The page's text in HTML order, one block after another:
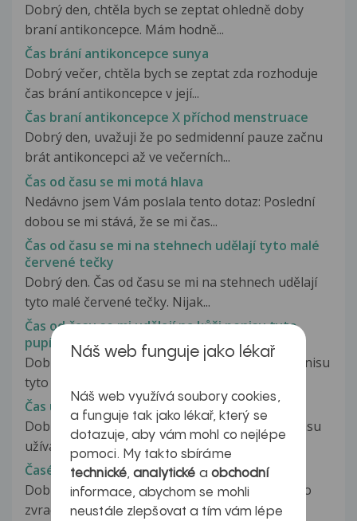
Dobrý den, chtěla bych se zeptat ohledně doby
braní antikoncepce. Mám hodně...
Čas brání antikoncepce sunya
Dobrý večer, chtěla bych se zeptat zda rozhoduje
čas brání antikoncepce v její...
Čas braní antikoncepce X příchod menstruace
Dobrý den, uvažuji že po sedmidenní pauze začnu
brát antikoncepci až ve večerních...
Čas od času se mi motá hlava
Nedávno jsem Vám poslala tento dotaz: Poslední
dobou se mi stává, že se mi čas...
Čas od času se mi na stehnech udělají tyto malé
červené tečky
Dobrý den. Čas od času se mi na stehnech udělají
tyto malé červené tečky. Nijak...
Čas od času se mi udělají na kůži penisu tyto
pupínky
Dobrý den, čas od času se mi udělají na kůži penisu
tyto pupínky. Zpočátku to...
Čas úžívání hormonální antikoncepce
Dobrý den, mám dotaz ohledně konkrétního času
užívání hormonální antikoncepce. Druhý...
Časé zvracení
Dobrý den,měla by jsem dotaz - syn 6 let a často
zvrací alespon jednou týdně,má...
Náš web funguje jako lékař
Náš web využívá soubory cookies,
a funguje tak jako lékař, který se
dotazuje, aby vám mohl co nejlépe
pomoci. My takto sbíráme
technické,analytické a obchodní
informace, abychom se mohli
neustále zlepšovat a tím vám lépe